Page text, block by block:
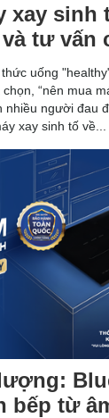
xay sinh
tư vấn
uống
“nên mua
nhiều người đau
xay sinh tố về...
bếp từ